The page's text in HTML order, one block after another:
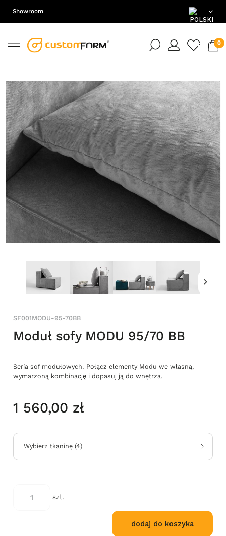
EN
DE
PL
Showroom
SF001MODU-95-70BB
Moduł sofy MODU 95/70 BB
Seria sof modułowych. Połącz elementy Modu we własną,
wymarzoną kombinację i dopasuj ją do wnętrza.
1 560,00 zł
Wybierz tkaninę (4)
tapicerki: szt.
dodaj do koszyka